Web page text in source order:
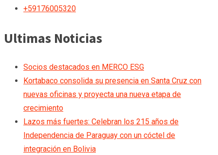
+59176005320
Ultimas Noticias
Socios destacados en MERCO ESG
Kortabaco consolida su presencia en Santa Cruz con
nuevas oficinas y proyecta una nueva etapa de
crecimiento
Lazos más fuertes: Celebran los 215 años de
Independencia de Paraguay con un cóctel de
integración en Bolivia